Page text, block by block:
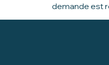
demande est